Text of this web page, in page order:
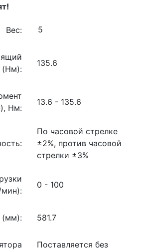
Вес:
(Нм):
135.6
Нм:
13.6 - 135.6
По часовой стрелке
±2%, против часовой
стрелки ±3%
0 - 100
(мм): 581.7
Поставляется без